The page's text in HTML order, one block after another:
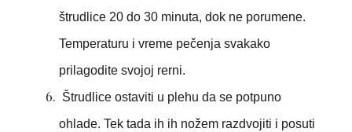
štrudlice 20 do 30 minuta, dok ne porumene.
Temperaturu i vreme pečenja svakako
prilagodite svojoj rerni.
Štrudlice ostaviti u plehu da se potpuno
ohlade. Tek tada ih ih nožem razdvojiti i posuti